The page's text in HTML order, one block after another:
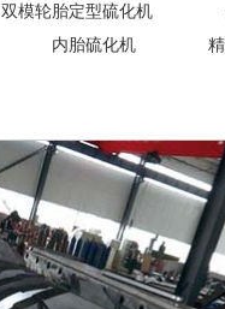
双模轮胎定型硫化机
内胎硫化机